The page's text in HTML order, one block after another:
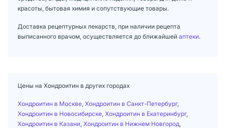
красоты, бытовая химия и сопутствующие товары.
Доставка рецептурных лекарств, при наличии рецепта
выписанного врачом, осуществляется до ближайшей аптеки.
Цены на Хондроитин в других городах
Хондроитин в Москве Хондроитин в Санкт-Петербург,
Хондроитин в Новосибирске Хондроитин в Екатеринбург,
Хондроитин в Казани Хондроитин в Нижнем Новгород